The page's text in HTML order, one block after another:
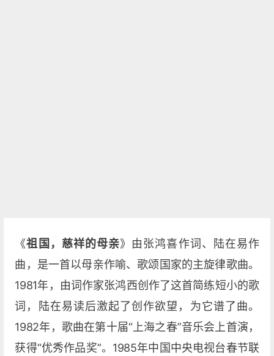
《祖国，慈祥的母亲》由张鸿喜作词、陆在易作
曲，是一首以母亲作喻、歌颂国家的主旋律歌曲。
1981年，由词作家张鸿西创作了这首简练短小的歌
词，陆在易读后激起了创作欲望，为它谱了曲。
1982年，歌曲在第十届“上海之春”音乐会上首演，
获得“优秀作品奖”。1985年中国中央电视台春节联